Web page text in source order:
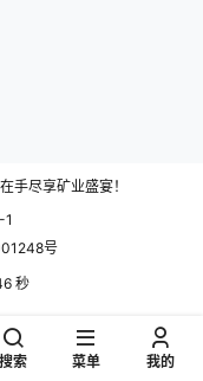
尽享矿业盛宴！
号
秒
搜索 菜单 我的